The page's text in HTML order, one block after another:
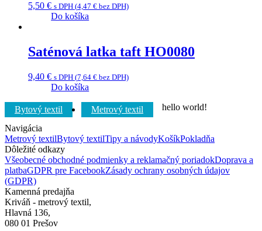
5,50 € s DPH (4,47 € bez DPH)
Do košíka
Saténová latka taft HO0080
9,40 € s DPH (7,64 € bez DPH)
Do košíka
Bytový textil Metrový textil hello world!
Navigácia
Metrový textilBytový textilTipy a návodyKošíkPokladňa
Dôležité odkazy
Všeobecné obchodné podmienky a reklamačný poriadokDoprava a
platbaGDPR pre FacebookZásady ochrany osobných údajov
(GDPR)
Kamenná predajňa
Kriváň - metrový textil,
Hlavná 136,
080 01 Prešov